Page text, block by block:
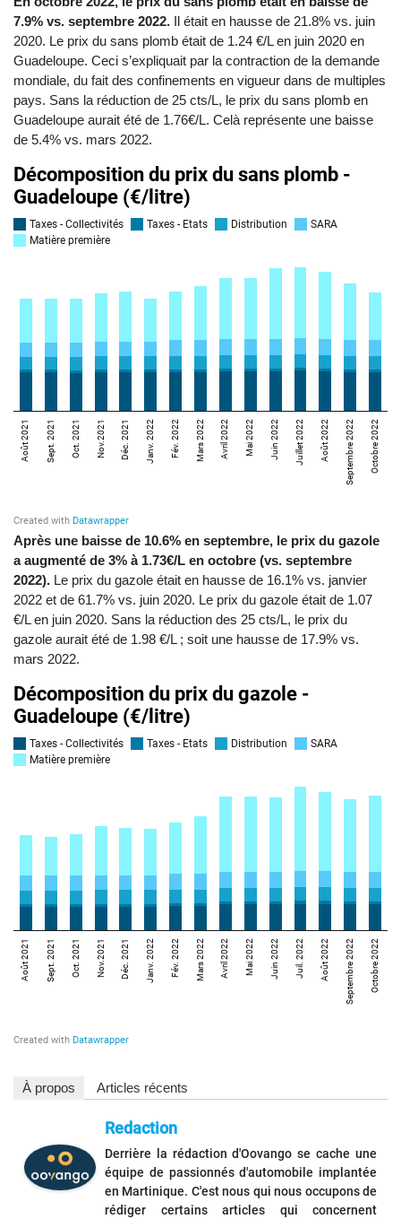
7.9% vs. septembre 2022. Il était en hausse de 21.8% vs. juin
2020. Le prix du sans plomb était de 1.24 €/L en juin 2020 en
Guadeloupe. Ceci s’expliquait par la contraction de la demande
mondiale, du fait des confinements en vigueur dans de multiples
pays. Sans la réduction de 25 cts/L, le prix du sans plomb en
Guadeloupe aurait été de 1.76€/L. Celà représente une baisse
de 5.4% vs. mars 2022.
Après une baisse de 10.6% en septembre, le prix du gazole
a augmenté de 3% à 1.73€/L en octobre (vs. septembre
2022). Le prix du gazole était en hausse de 16.1% vs. janvier
2022 et de 61.7% vs. juin 2020. Le prix du gazole était de 1.07
€/L en juin 2020. Sans la réduction des 25 cts/L, le prix du
gazole aurait été de 1.98 €/L ; soit une hausse de 17.9% vs.
mars 2022.
À propos Articles récents
Redaction
Derrière la rédaction d'Oovango se cache une
équipe de passionnés d'automobile implantée
en Martinique. C'est nous qui nous occupons de
rédiger certains articles qui concernent